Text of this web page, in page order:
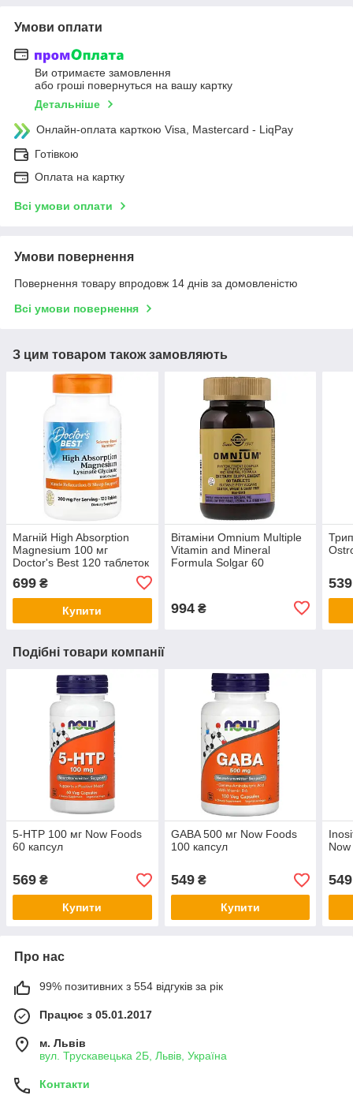
Умови оплати
Ви отримаєте замовлення
або гроші повернуться на вашу картку
Детальніше
Онлайн-оплата карткою Visa, Mastercard - LiqPay
Готівкою
Оплата на картку
Всі умови оплати
Умови повернення
Повернення товару впродовж 14 днів за домовленістю
Всі умови повернення
З цим товаром також замовляють
Магній High Absorption
Magnesium 100 мг
Doctor's Best 120 таблеток
699 ₴
Купити
Вітаміни Omnium Multiple
Vitamin and Mineral
Formula Solgar 60
994₴
539
Подібні товари компанії
5-HTP 100 мг Now Foods
60 капсул
569 ₴
Купити
GABA 500 мг Now Foods
100 капсул
549₴
Купити
549
Про нас
99% позитивних з 554 відгуків за рік
Працює з 05.01.2017
м. Львів
вул. Трускавецька 2Б, Львів, Україна
Контакти